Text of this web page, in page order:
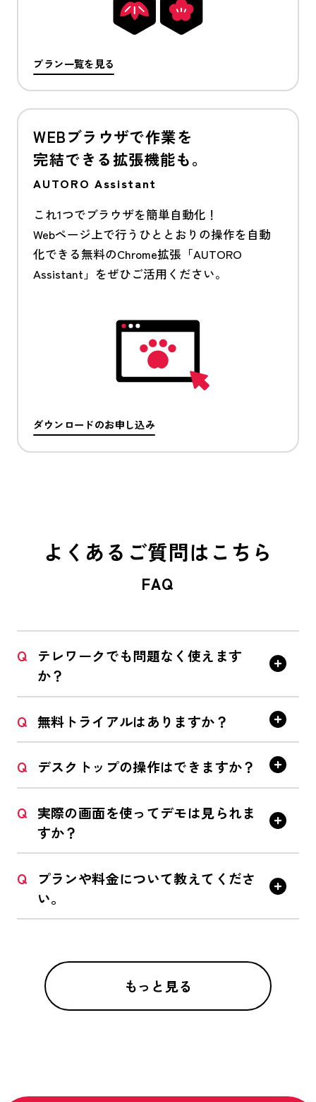
プラン一覧を見る
WEBブラウザで作業を
完結できる拡張機能も。
AUTORO Assistant
これ1つでブラウザを簡単自動化！
Webページ上で行うひととおりの操作を自動
化できる無料のChrome拡張「AUTORO
Assistant」をぜひご活用ください。
ダウンロードのお申し込み
よくあるご質問はこちら
FAQ
Q テレワークでも問題なく使えます
か？
Q 無料トライアルはありますか？
Q デスクトップの操作はできますか？
Q 実際の画面を使ってデモは見られま
すか？
Q
プランや料金について教えてくださ
い。
もっと見る